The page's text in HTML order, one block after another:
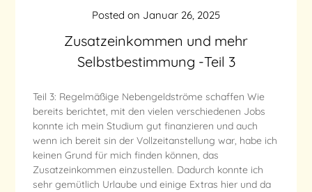
Zusatzeinkommen und mehr
Selbstbestimmung -Teil 3
Posted on Januar 26, 2025
Teil 3: Regelmäßige Nebengeldströme schaffen Wie
bereits berichtet, mit den vielen verschiedenen Jobs
konnte ich mein Studium gut finanzieren und auch
wenn ich bereit sin der Vollzeitanstellung war, habe ich
keinen Grund für mich finden können, das
Zusatzeinkommen einzustellen. Dadurch konnte ich
sehr gemütlich Urlaube und einige Extras hier und da